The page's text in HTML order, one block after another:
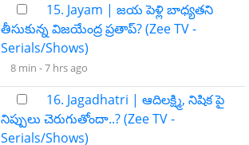
15. Jayam | జయ పెళ్లి బాధ్యతని
తీసుకున్న విజయేంద్ర ప్రతాప్? (Zee TV -
Serials/Shows)
8 min -7 hrs ago
16. Jagadhatri | ఆదిలక్ష్మి, నిషిక పై
నిప్పులు చెరుగుతోందా..? (Zee TV -
Serials/Shows)